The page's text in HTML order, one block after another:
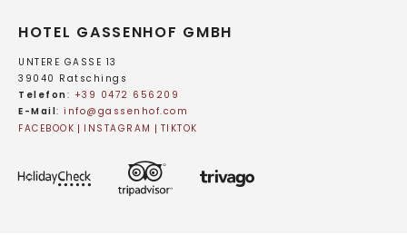
HOTEL GASSENHOF GMBH
UNTERE GASSE 13
39040 Ratschings
Telefon: +39 0472 656209
E-Mail: info@ gassenhof.com
FACEBOOK
INSTAGRAM TIKTOK